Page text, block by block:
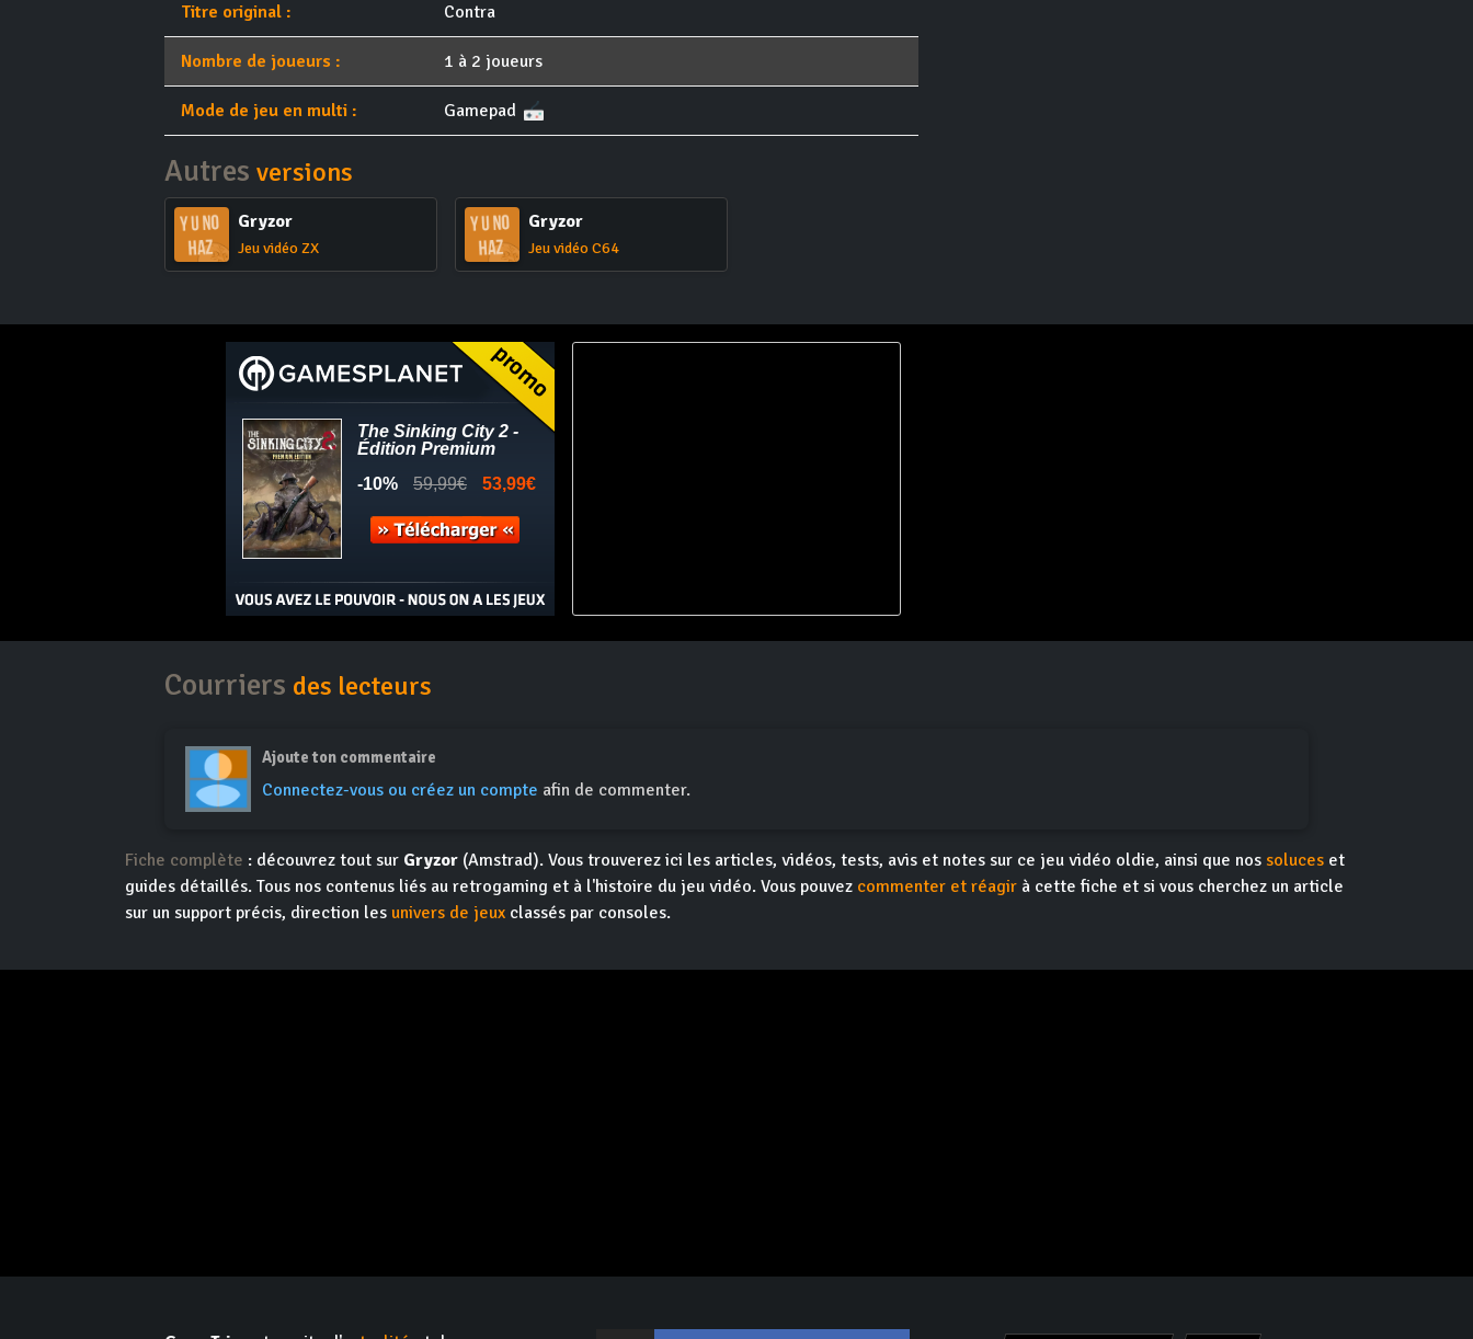
Titre original : Contra
Nombre de joueurs : 1 à 2 joueurs
Mode de jeu en multi : Gamepad
Autres versions
Gryzor
Jeu vidéo ZX
Gryzor
Jeu vidéo C64
Courriers des lecteurs
Ajoute ton commentaire
Connectez-vous ou créez un compte afin de commenter.
Fiche complète : découvrez tout sur Gryzor (Amstrad). Vous trouverez ici les articles, vidéos, tests, avis et notes sur ce jeu vidéo oldie, ainsi que nos soluces et
guides détaillés. Tous nos contenus liés au retrogaming et à l'histoire du jeu vidéo. Vous pouvez commenter et réagir à cette fiche et si vous cherchez un article
sur un support précis, direction les univers de jeux classés par consoles.